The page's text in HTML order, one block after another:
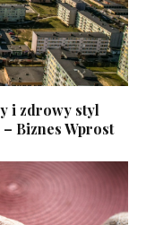
i zdrowy styl
Biznes Wprost